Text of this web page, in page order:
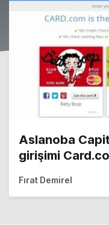
Aslanoba
girişimi
Fırat Demirel